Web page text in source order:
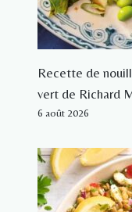
Recette de
vert de Richard
6 août 2026